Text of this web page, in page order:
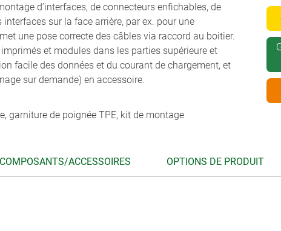
d’interfaces, de connecteurs enfichables, de
sur la face arrière, par ex. pour une
une pose correcte des câbles via raccord au boitier.
et modules dans les parties supérieure et
facile des données et du courant de chargement, et
sur demande) en accessoire.
garniture de poignée TPE, kit de montage
COMPOSANTS/ACCESSOIRES OPTIONS DE PRODUIT